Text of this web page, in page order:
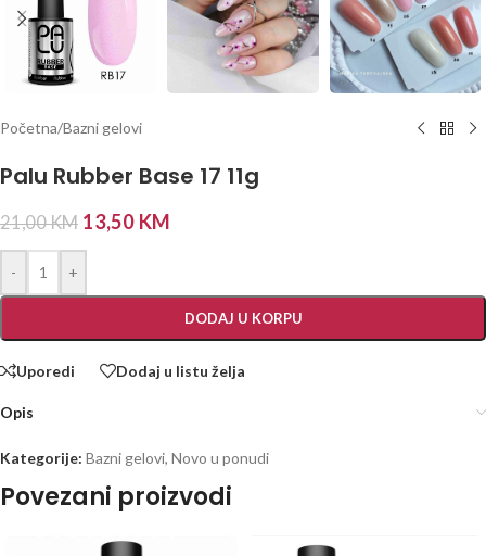
Početna/Bazni gelovi
Palu Rubber Base 17 11g
21,00KM 13,50 KM
- +
DODAJ U KORPU
Uporedi Dodaj u listu želja
Opis
Kategorije: Bazni gelovi, Novo u ponudi
Povezani proizvodi